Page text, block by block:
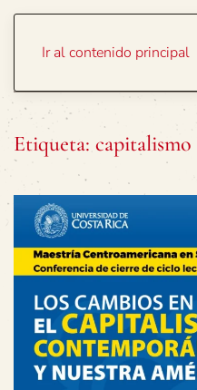
Ir al contenido principal
Etiqueta: